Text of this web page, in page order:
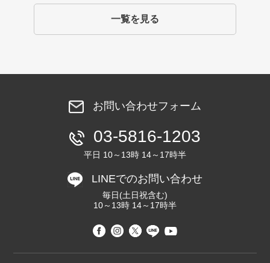
一覧を見る
お問い合わせフォーム
03-5816-1203
平日 10～13時 14～17時半
LINEでのお問い合わせ
毎日(土日祝含む)
10～13時 14～17時半